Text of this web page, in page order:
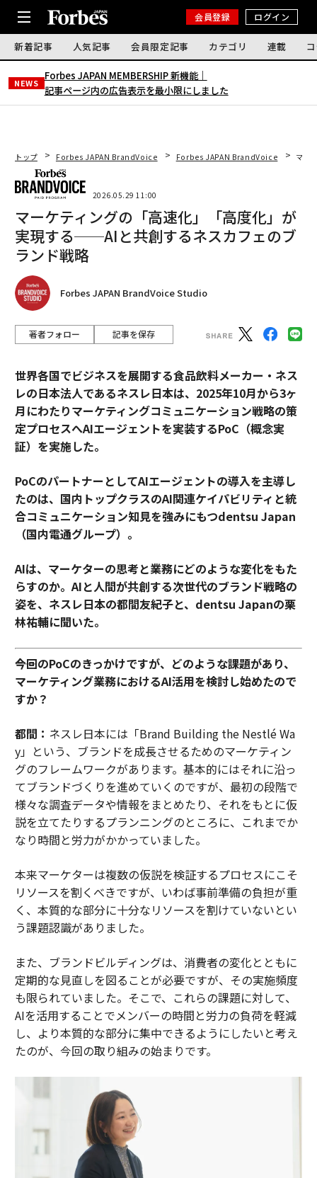
会員登録 ログイン
新着記事 人気記事 会員限定記事 カテゴリ 連載
NEWS
Forbes JAPAN MEMBERSHIP 新機能｜
記事ページ内の広告表示を最小限にしました
トップ Forbes JAPAN BrandVoice Forbes JAPAN BrandVoice マー
2026.05.29 11:00
マーケティングの「高速化」「高度化」が
実現する──AIと共創するネスカフェのブ
ランド戦略
Forbes JAPAN BrandVoice Studio
著者フォロー 記事を保存
世界各国でビジネスを展開する食品飲料メーカー・ネス
レの日本法人であるネスレ日本は、2025年10月から3ヶ
月にわたりマーケティングコミュニケーション戦略の策
定プロセスへAIエージェントを実装するPoC（概念実
証）を実施した。
PoCのパートナーとしてAIエージェントの導入を主導し
たのは、国内トップクラスのAI関連ケイパビリティと統
合コミュニケーション知見を強みにもつdentsu Japan
（国内電通グループ）。
AIは、マーケターの思考と業務にどのような変化をもた
らすのか。AIと人間が共創する次世代のブランド戦略の
姿を、ネスレ日本の都間友紀子と、dentsu Japanの栗
林祐輔に聞いた。
――今回のPoCのきっかけですが、どのような課題があり、
マーケティング業務におけるAI活用を検討し始めたので
すか？
都間： ネスレ日本には「Brand Building the Nestlé Wa
y」という、ブランドを成長させるためのマーケティン
グのフレームワークがあります。基本的にはそれに沿っ
てブランドづくりを進めていくのですが、最初の段階で
様々な調査データや情報をまとめたり、それをもとに仮
説を立てたりするプランニングのところに、これまでか
なり時間と労力がかかっていました。
本来マーケターは複数の仮説を検証するプロセスにこそ
リソースを割くべきですが、いわば事前準備の負担が重
く、本質的な部分に十分なリソースを割けていないとい
う課題認識がありました。
また、ブランドビルディングは、消費者の変化とともに
定期的な見直しを図ることが必要ですが、その実施頻度
も限られていました。そこで、これらの課題に対して、
AIを活用することでメンバーの時間と労力の負荷を軽減
し、より本質的な部分に集中できるようにしたいと考え
たのが、今回の取り組みの始まりです。